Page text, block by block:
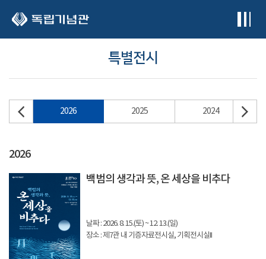
특별전시
2026 2025 2024
2026
백범의 생각과 뜻, 온 세상을 비추다
날짜 : 2026. 8. 15.(토) ~ 12. 13.(일)
장소 : 제7관 내 기증자료전시실, 기획전시실II